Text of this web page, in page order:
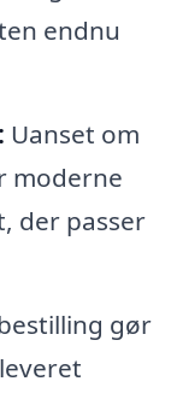
endnu
Uanset om
moderne
der passer
gør